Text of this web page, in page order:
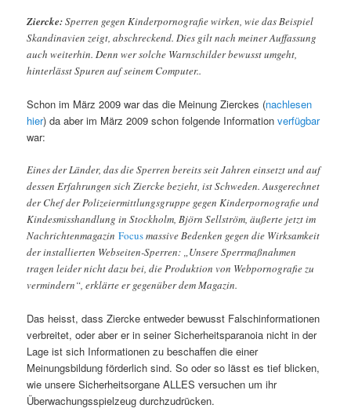
Ziercke:Sperren gegen Kinderpornografie wirken, wie das Beispiel
Skandinavien zeigt, abschreckend. Dies gilt nach meiner Auffassung
auch weiterhin. Denn wer solche Warnschilder bewusst umgeht,
hinterlässt Spuren auf seinem Computer..
Schon im März 2009 war das die Meinung Zierckes (nachlesen
hier) da aber im März 2009 schon folgende Informationverfügbar
war:
Eines der Länder, das die Sperren bereits seit Jahren einsetzt und auf
dessen Erfahrungen sich Ziercke bezieht, ist Schweden. Ausgerechnet
der Chef der Polizeiermittlungsgruppe gegen Kinderpornografie und
Kindesmisshandlung in Stockholm, Björn Sellström, äußerte jetzt im
NachrichtenmagazinFocusmassive Bedenken gegen die Wirksamkeit
der installierten Webseiten-Sperren: „Unsere Sperrmaßnahmen
tragen leider nicht dazu bei, die Produktion von Webpornografie zu
vermindern“, erklärte er gegenüber dem Magazin.
Das heisst, dass Ziercke entweder bewusst Falschinformationen
verbreitet, oder aber er in seiner Sicherheitsparanoia nicht in der
Lage ist sich Informationen zu beschaffen die einer
Meinungsbildung förderlich sind. So oder so lässt es tief blicken,
wie unsere Sicherheitsorgane ALLES versuchen um ihr
Überwachungsspielzeug durchzudrücken.